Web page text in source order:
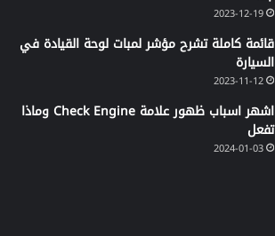
2023-12-19
قائمة كاملة تشرح مؤشر لمبات لوحة القيادة في
السيارة
2023-11-12
اشهر اسباب ظهور علامة Check Engine وماذا
تفعل
2024-01-03